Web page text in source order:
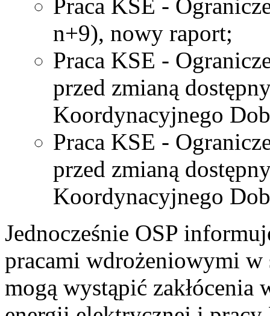
Praca KSE -
n+9), nowy raport;
Praca KSE -
przed zmianą
Koordynacyjnego
Praca KSE -
przed zmianą
Koordynacyjnego
Jednocześnie OSP
pracami wdrożeniowymi
mogą wystąpić